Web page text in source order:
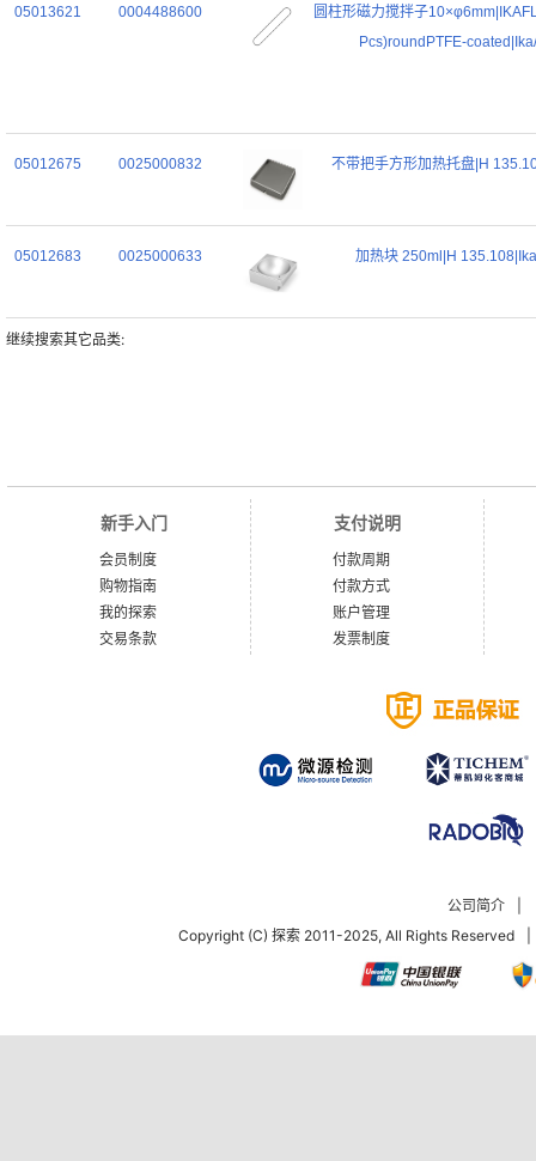
05013621 0004488600
圆柱形磁力搅拌子
Pcs)roundPTFE-
05012675 0025000832 不带把手方形加热托盘|H
05012683 0025000633 加热块 250ml|H
继续搜索其它品类:
新手入门
会员制度
购物指南
我的探索
交易条款
支付说明
付款周期
付款方式
账户管理
发票制度
公司简介
Copyright (C) 探索 2011-2025, All Rights Reserved